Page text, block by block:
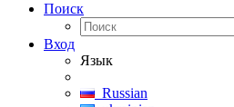
Поиск
Вход
Язык
Russian